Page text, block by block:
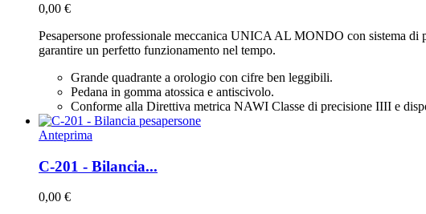
0,00 €
Pesapersone professionale meccanica UNICA AL MONDO con sistema
garantire un perfetto funzionamento nel tempo.
Grande quadrante a orologio con cifre ben leggibili.
Pedana in gomma atossica e antiscivolo.
Conforme alla Direttiva metrica NAWI Classe di precisione IIII e
Anteprima
C-201 - Bilancia...
0,00 €